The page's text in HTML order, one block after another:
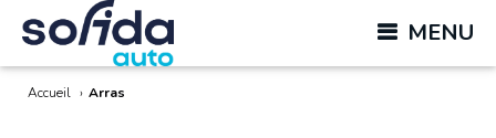
MENU
Accueil › Arras